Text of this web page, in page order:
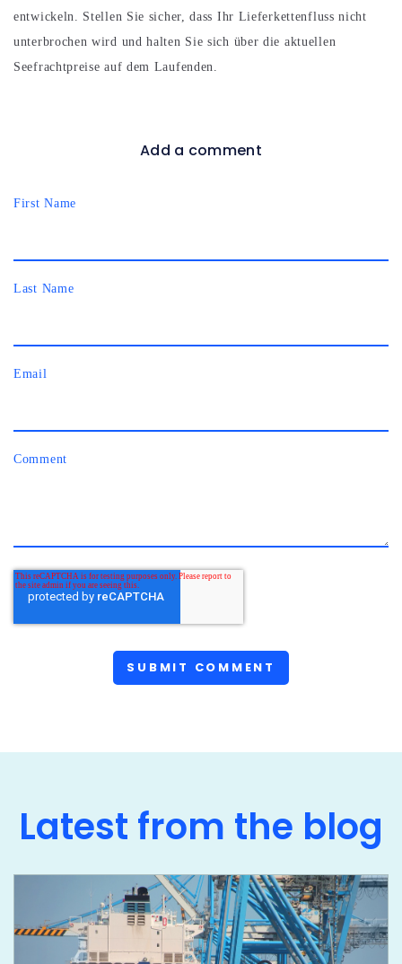
entwickeln. Stellen Sie sicher, dass Ihr Lieferkettenfluss nicht
unterbrochen wird und halten Sie sich über die aktuellen
Seefrachtpreise auf dem Laufenden.
Add a comment
First Name
Last Name
Email
Comment
Latest from the blog